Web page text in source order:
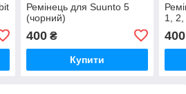
Ремінець для Suunto 5
(чорний)
400₴
Купити
1,
400